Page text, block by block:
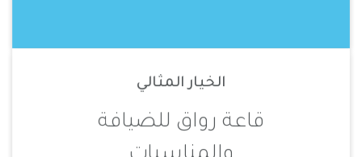
الخيار المثالي
قاعة رواق للضيافة